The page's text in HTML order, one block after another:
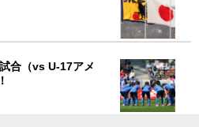
合（vs U-17アメ